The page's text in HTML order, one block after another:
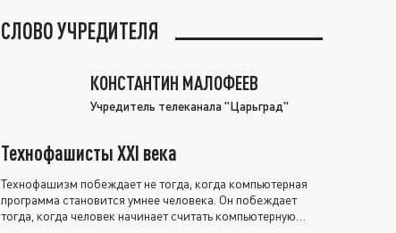
СЛОВО УЧРЕДИТЕЛЯ
КОНСТАНТИН МАЛОФЕЕВ
Учредитель телеканала "Царьград"
Технофашисты XXI века
Технофашизм побеждает не тогда, когда компьютерная
программа становится умнее человека. Он побеждает
тогда, когда человек начинает считать компьютерную